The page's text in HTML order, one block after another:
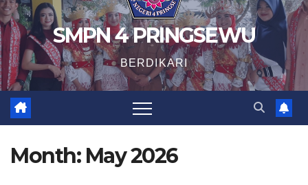
SMPN 4 PRINGSEWU
BERDIKARI
Month: May 2026